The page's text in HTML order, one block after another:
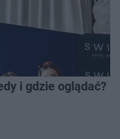
i gdzie oglądać?